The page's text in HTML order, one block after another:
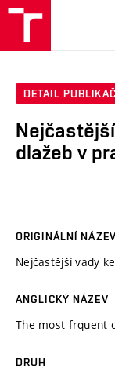
DETAIL
dlažeb v
ORIGINÁLNÍ NÁZEV
Nejčastější vady
ANGLICKÝ NÁZEV
The most frquent
DRUH